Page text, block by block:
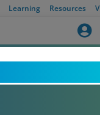
Learning Resources